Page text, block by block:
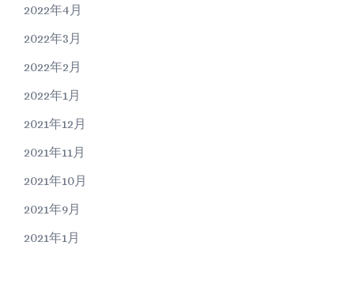
2022年4月
2022年3月
2022年2月
2022年1月
2021年12月
2021年11月
2021年10月
2021年9月
2021年1月